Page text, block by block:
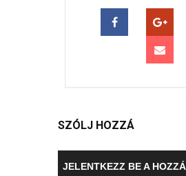
SZÓLJ HOZZÁ
JELENTKEZZ BE A